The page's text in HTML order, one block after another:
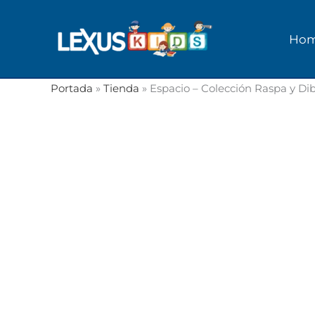
Portada » Tienda » Espacio – Colección Raspa y